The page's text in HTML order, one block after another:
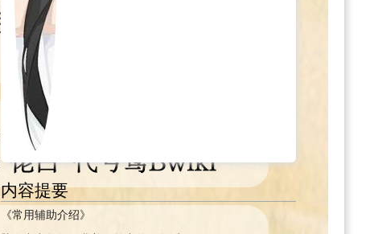
内容提要
《常用辅助介绍》